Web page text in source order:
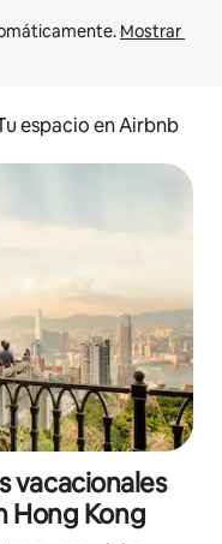
Mostrar
espacio en Airbnb
vacacionales
Hong Kong